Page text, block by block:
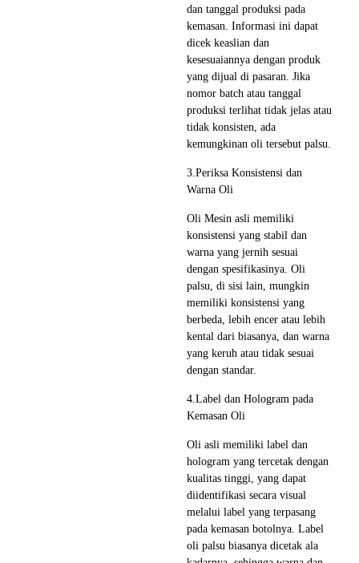
dan tanggal produksi pada
kemasan. Informasi ini dapat
dicek keaslian dan
kesesuaiannya dengan produk
yang dijual di pasaran. Jika
nomor batch atau tanggal
produksi terlihat tidak jelas atau
tidak konsisten, ada
kemungkinan oli tersebut palsu.
3.Periksa Konsistensi dan
Warna Oli
Oli Mesin asli memiliki
konsistensi yang stabil dan
warna yang jernih sesuai
dengan spesifikasinya. Oli
palsu, di sisi lain, mungkin
memiliki konsistensi yang
berbeda, lebih encer atau lebih
kental dari biasanya, dan warna
yang keruh atau tidak sesuai
dengan standar.
4.Label dan Hologram pada
Kemasan Oli
Oli asli memiliki label dan
hologram yang tercetak dengan
kualitas tinggi, yang dapat
diidentifikasi secara visual
melalui label yang terpasang
pada kemasan botolnya. Label
oli palsu biasanya dicetak ala